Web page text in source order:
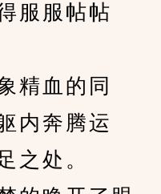
服服帖帖
血的同
内奔腾运
之处。